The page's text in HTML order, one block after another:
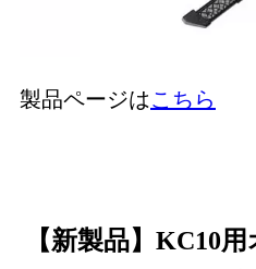
製品ページはこちら
【新製品】KC10